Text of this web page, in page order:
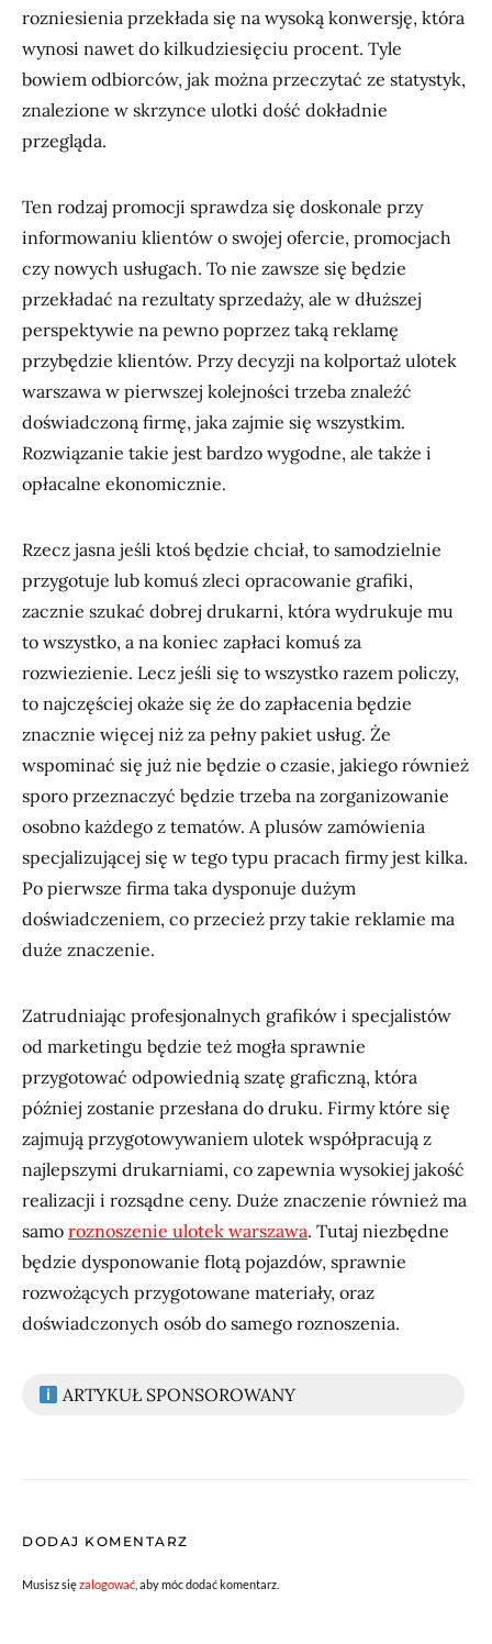
rozniesienia przekłada się na wysoką konwersję, która
wynosi nawet do kilkudziesięciu procent. Tyle
bowiem odbiorców, jak można przeczytać ze statystyk,
znalezione w skrzynce ulotki dość dokładnie
przegląda.
Ten rodzaj promocji sprawdza się doskonale przy
informowaniu klientów o swojej ofercie, promocjach
czy nowych usługach. To nie zawsze się będzie
przekładać na rezultaty sprzedaży, ale w dłuższej
perspektywie na pewno poprzez taką reklamę
przybędzie klientów. Przy decyzji na kolportaż ulotek
warszawa w pierwszej kolejności trzeba znaleźć
doświadczoną firmę, jaka zajmie się wszystkim.
Rozwiązanie takie jest bardzo wygodne, ale także i
opłacalne ekonomicznie.
Rzecz jasna jeśli ktoś będzie chciał, to samodzielnie
przygotuje lub komuś zleci opracowanie grafiki,
zacznie szukać dobrej drukarni, która wydrukuje mu
to wszystko, a na koniec zapłaci komuś za
rozwiezienie. Lecz jeśli się to wszystko razem policzy,
to najczęściej okaże się że do zapłacenia będzie
znacznie więcej niż za pełny pakiet usług. Że
wspominać się już nie będzie o czasie, jakiego również
sporo przeznaczyć będzie trzeba na zorganizowanie
osobno każdego z tematów. A plusów zamówienia
specjalizującej się w tego typu pracach firmy jest kilka.
Po pierwsze firma taka dysponuje dużym
doświadczeniem, co przecież przy takie reklamie ma
duże znaczenie.
Zatrudniając profesjonalnych grafików i specjalistów
od marketingu będzie też mogła sprawnie
przygotować odpowiednią szatę graficzną, która
później zostanie przesłana do druku. Firmy które się
zajmują przygotowywaniem ulotek współpracują z
najlepszymi drukarniami, co zapewnia wysokiej jakość
realizacji i rozsądne ceny. Duże znaczenie również ma
samo roznoszenie ulotek warszawa. Tutaj niezbędne
będzie dysponowanie flotą pojazdów, sprawnie
rozwożących przygotowane materiały, oraz
doświadczonych osób do samego roznoszenia.
ARTYKUŁ SPONSOROWANY
DODAJ KOMENTARZ
Musisz sięzalogować , aby móc dodać komentarz.